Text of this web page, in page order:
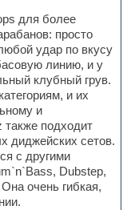
для более
просто
удар по вкусу
линию, и у
клубный грув.
и их
и
подходит
диджейских сетов.
с другими
Dubstep,
очень гибкая,